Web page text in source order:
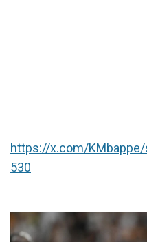
https://x.com/
530